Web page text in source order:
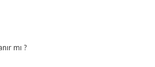
mı ?